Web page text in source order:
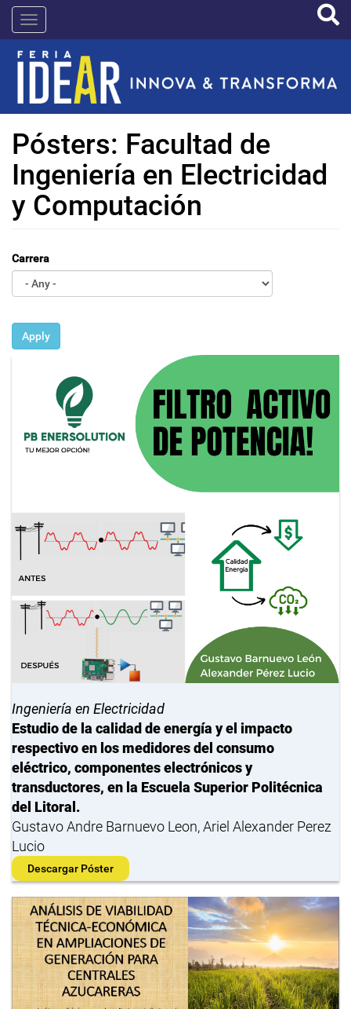
Pasar
contenido
principal
IDEAR
Pósters: Facultad de
Ingeniería en Electricidad
y Computación
Carrera
Apply
Ingeniería en Electricidad
Estudio de la calidad de energía y el impacto
respectivo en los medidores del consumo
eléctrico, componentes electrónicos y
transductores, en la Escuela Superior Politécnica
del Litoral.
Gustavo Andre Barnuevo Leon, Ariel Alexander Perez
Lucio
Descargar Póster